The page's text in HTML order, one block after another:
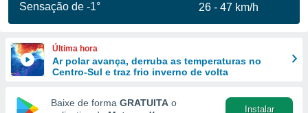
e
forma
Sensação de -1°
26
47 km/h
Última hora
Ar polar avança, derruba as temperaturas no
Centro-Sul e traz frio inverno de volta
Baixe de forma GRATUITA o
Instalar